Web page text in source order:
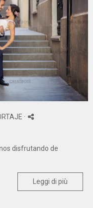
·
disfrutando de
Leggi di più